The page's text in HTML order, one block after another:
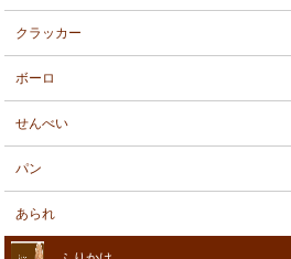
クラッカー
ボーロ
せんべい
パン
あられ